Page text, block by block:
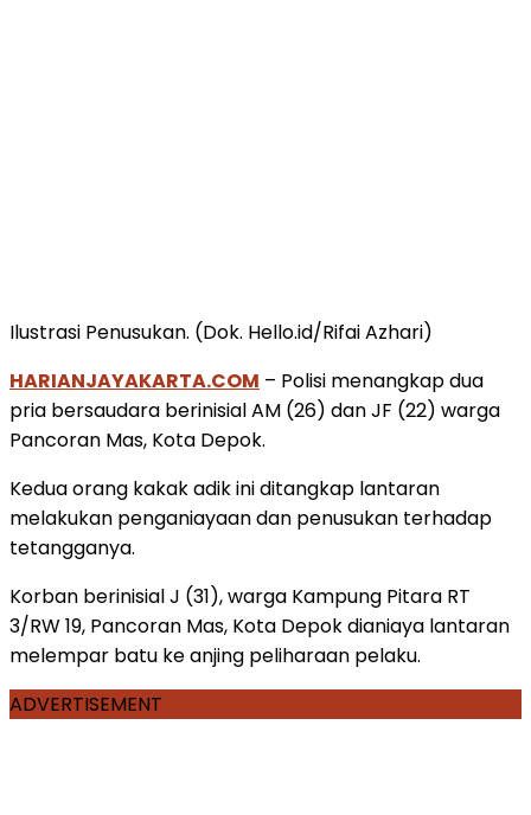
Ilustrasi Penusukan. (Dok. Hello.id/Rifai Azhari)
HARIANJAYAKARTA.COM – Polisi menangkap dua
pria bersaudara berinisial AM (26) dan JF (22) warga
Pancoran Mas, Kota Depok.
Kedua orang kakak adik ini ditangkap lantaran
melakukan penganiayaan dan penusukan terhadap
tetangganya.
Korban berinisial J (31), warga Kampung Pitara RT
3/RW 19, Pancoran Mas, Kota Depok dianiaya lantaran
melempar batu ke anjing peliharaan pelaku.
ADVERTISEMENT